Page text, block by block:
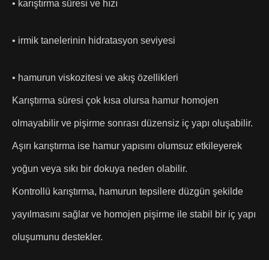
• karıştırma süresi ve hızı
• irmik tanelerinin hidratasyon seviyesi
• hamurun viskozitesi ve akış özellikleri
Karıştırma süresi çok kısa olursa hamur homojen
olmayabilir ve pişirme sonrası düzensiz iç yapı oluşabilir.
Aşırı karıştırma ise hamur yapısını olumsuz etkileyerek
yoğun veya sıkı bir dokuya neden olabilir.
Kontrollü karıştırma, hamurun tepsilere düzgün şekilde
yayılmasını sağlar ve homojen pişirme ile stabil bir iç yapı
oluşumunu destekler.